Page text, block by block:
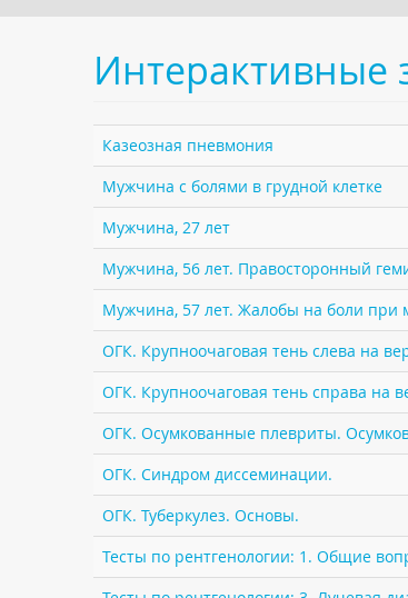
Интерактивные
Казеозная пневмония
Мужчина с болями в грудной клетке
Мужчина, 27 лет
Мужчина, 56 лет. Правосторонный
Мужчина, 57 лет. Жалобы на боли при
ОГК. Крупноочаговая тень слева на
ОГК. Крупноочаговая тень справа на
ОГК. Осумкованные плевриты.
ОГК. Синдром диссеминации.
ОГК. Туберкулез. Основы.
Тесты по рентгенологии: 1. Общие